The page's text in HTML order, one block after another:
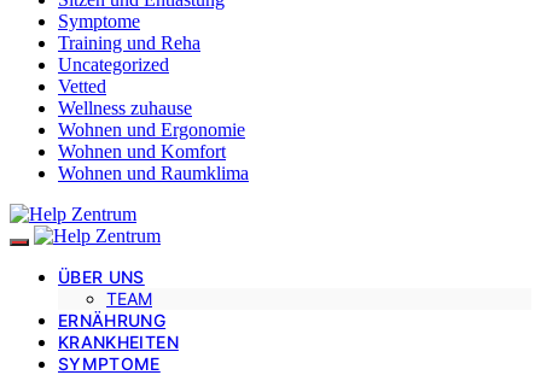
Symptome
Training und Reha
Uncategorized
Vetted
Wellness zuhause
Wohnen und Ergonomie
Wohnen und Komfort
Wohnen und Raumklima
ÜBER UNS
TEAM
ERNÄHRUNG
KRANKHEITEN
SYMPTOME